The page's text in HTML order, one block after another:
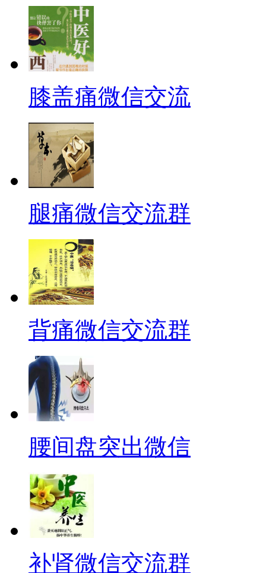
膝盖痛微信交流
腿痛微信交流群
背痛微信交流群
腰间盘突出微信
补肾微信交流群